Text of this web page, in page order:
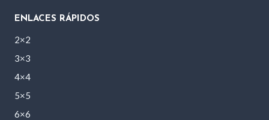
ENLACES RÁPIDOS
2×2
3×3
4×4
5×5
6×6